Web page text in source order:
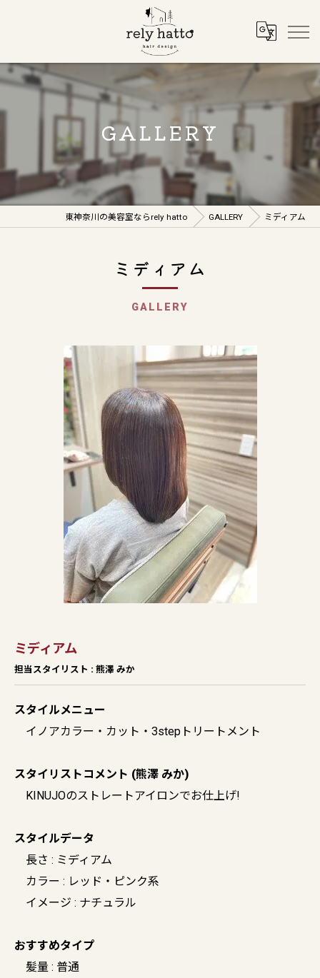
GALLERY
東神奈川の美容室ならrely hatto GALLERY ミディアム
GALLERY
ミディアム
ミディアム
担当スタイリスト : 熊澤 みか
スタイルメニュー
イノアカラー・カット・3stepトリートメント
スタイリストコメント (熊澤 みか)
KINUJOのストレートアイロンでお仕上げ!
スタイルデータ
長さ : ミディアム
カラー : レッド・ピンク系
イメージ : ナチュラル
おすすめタイプ
髪量 : 普通